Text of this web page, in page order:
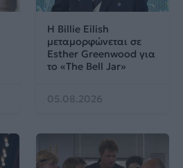
Η Billie Eilish
μεταμορφώνεται σε
Esther Greenwood για
το «The Bell Jar»
05.08.2026